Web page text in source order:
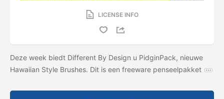
LICENSE INFO
Deze week biedt Different By Design u PidginPack, nieuwe
Hawaiian Style Brushes. Dit is een freeware penseelpakket